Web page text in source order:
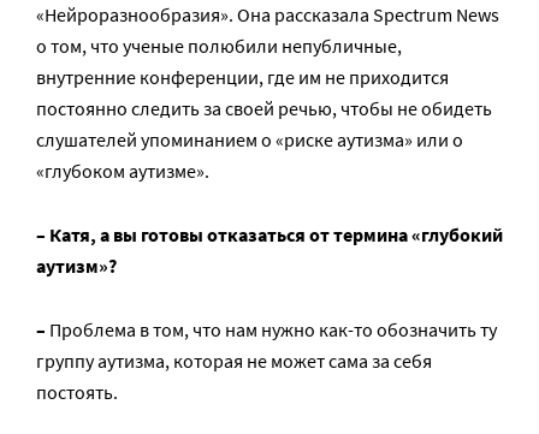
«Нейроразнообразия». Она рассказала Spectrum News
о том, что ученые полюбили непубличные,
внутренние конференции, где им не приходится
постоянно следить за своей речью, чтобы не обидеть
слушателей упоминанием о «риске аутизма» или о
«глубоком аутизме».
– Катя, а вы готовы отказаться от термина «глубокий
аутизм»?
– Проблема в том, что нам нужно как-то обозначить ту
группу аутизма, которая не может сама за себя
постоять.